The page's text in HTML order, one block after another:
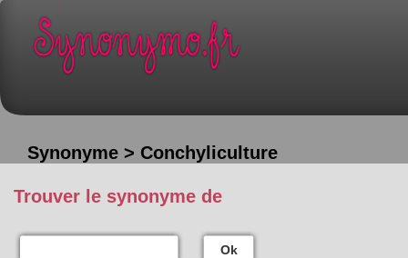
Synonyme > Conchyliculture
Trouver le synonyme de
Ok